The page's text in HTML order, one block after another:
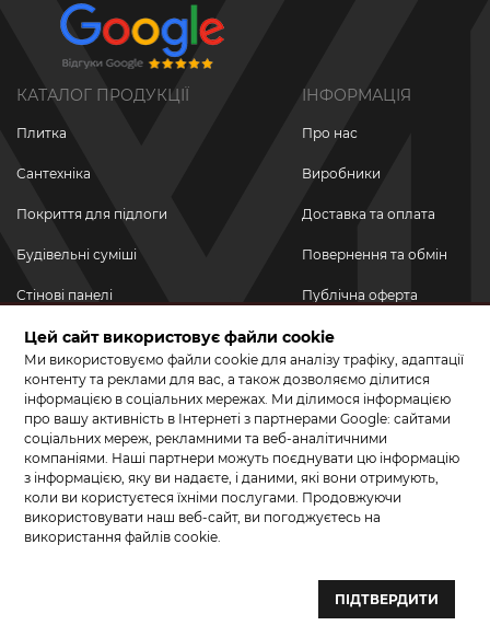
КАТАЛОГ ПРОДУКЦІЇ
Плитка
Сантехніка
Покриття для підлоги
Будівельні суміші
Стінові панелі
Новинки
Акційні товари
Акції/Знижки
ІНФОРМАЦІЯ
Про нас
Виробники
Доставка та оплата
Повернення та обмін
Публічна оферта
Політика
конфіденційності
ПРИЄДНУЙТЕСЬ ДО НАС У СОЦМЕРЕЖАХ
Створення сайту та розробка сайтів — веб–студія ”Бренд–A“
Цей сайт використовує файли cookie
Ми використовуємо файли cookie для аналізу трафіку, адаптації
контенту та реклами для вас, а також дозволяємо ділитися
інформацією в соціальних мережах. Ми ділимося інформацією
про вашу активність в Інтернеті з партнерами Google: сайтами
соціальних мереж, рекламними та веб-аналітичними
компаніями. Наші партнери можуть поєднувати цю інформацію
з інформацією, яку ви надаєте, і даними, які вони отримують,
коли ви користуєтеся їхніми послугами. Продовжуючи
використовувати наш веб-сайт, ви погоджуєтесь на
використання файлів cookie.
ПІДТВЕРДИТИ